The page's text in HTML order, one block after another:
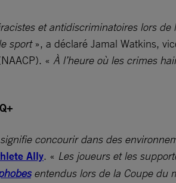
et antidiscriminatoires lors
sport», a déclaré Jamal Watkins,
« À l’heure où les crimes
concourir dans des
Ally. « Les joueurs et les
entendus lors de la Coupe du